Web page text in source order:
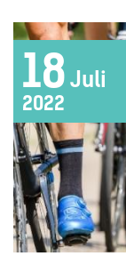
18 Juli
2022